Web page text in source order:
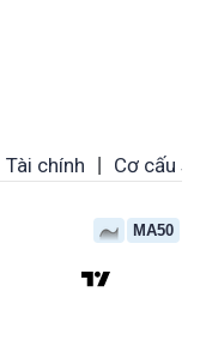
Tài chính Cơ cấu
MA50